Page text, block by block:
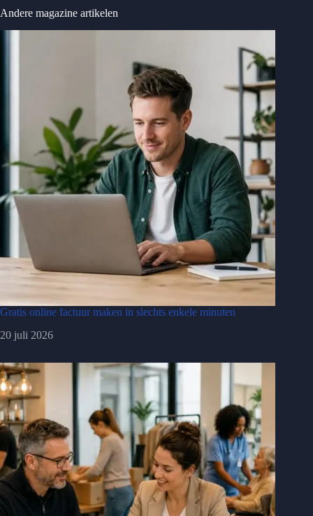
Andere magazine artikelen
Gratis online factuur maken in slechts enkele minuten
20 juli 2026